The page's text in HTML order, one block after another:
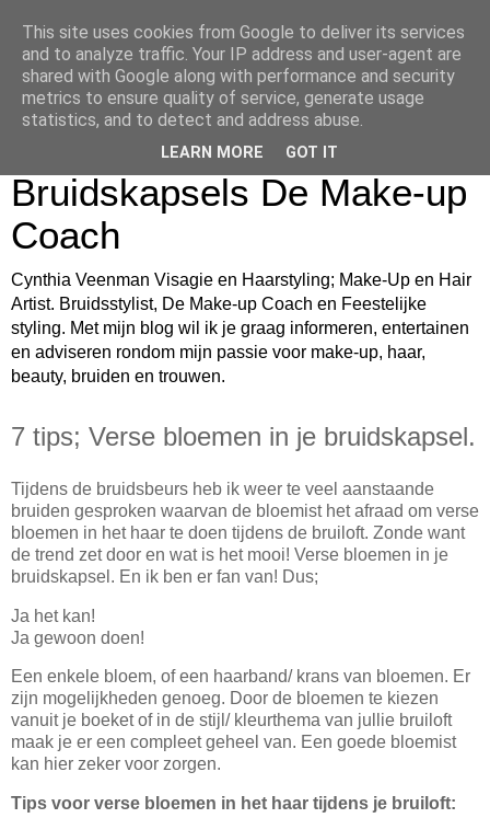
Cynthia Veenman Visagie
en Haarstyling Blog over
Bruidsmake-up
Bruidskapsels De Make-up
Coach
Cynthia Veenman Visagie en Haarstyling; Make-Up en Hair
Artist. Bruidsstylist, De Make-up Coach en Feestelijke
styling. Met mijn blog wil ik je graag informeren, entertainen
en adviseren rondom mijn passie voor make-up, haar,
beauty, bruiden en trouwen.
7 tips; Verse bloemen in je bruidskapsel.
Tijdens de bruidsbeurs heb ik weer te veel aanstaande
bruiden gesproken waarvan de bloemist het afraad om verse
bloemen in het haar te doen tijdens de bruiloft. Zonde want
de trend zet door en wat is het mooi! Verse bloemen in je
bruidskapsel. En ik ben er fan van! Dus;
Ja het kan!
Ja gewoon doen!
Een enkele bloem, of een haarband/ krans van bloemen. Er
zijn mogelijkheden genoeg. Door de bloemen te kiezen
vanuit je boeket of in de stijl/ kleurthema van jullie bruiloft
maak je er een compleet geheel van. Een goede bloemist
kan hier zeker voor zorgen.
Tips voor verse bloemen in het haar tijdens je bruiloft:
This site uses cookies from Google to deliver its services
and to analyze traffic. Your IP address and user-agent are
shared with Google along with performance and security
metrics to ensure quality of service, generate usage
statistics, and to detect and address abuse.
LEARN MORE GOT IT